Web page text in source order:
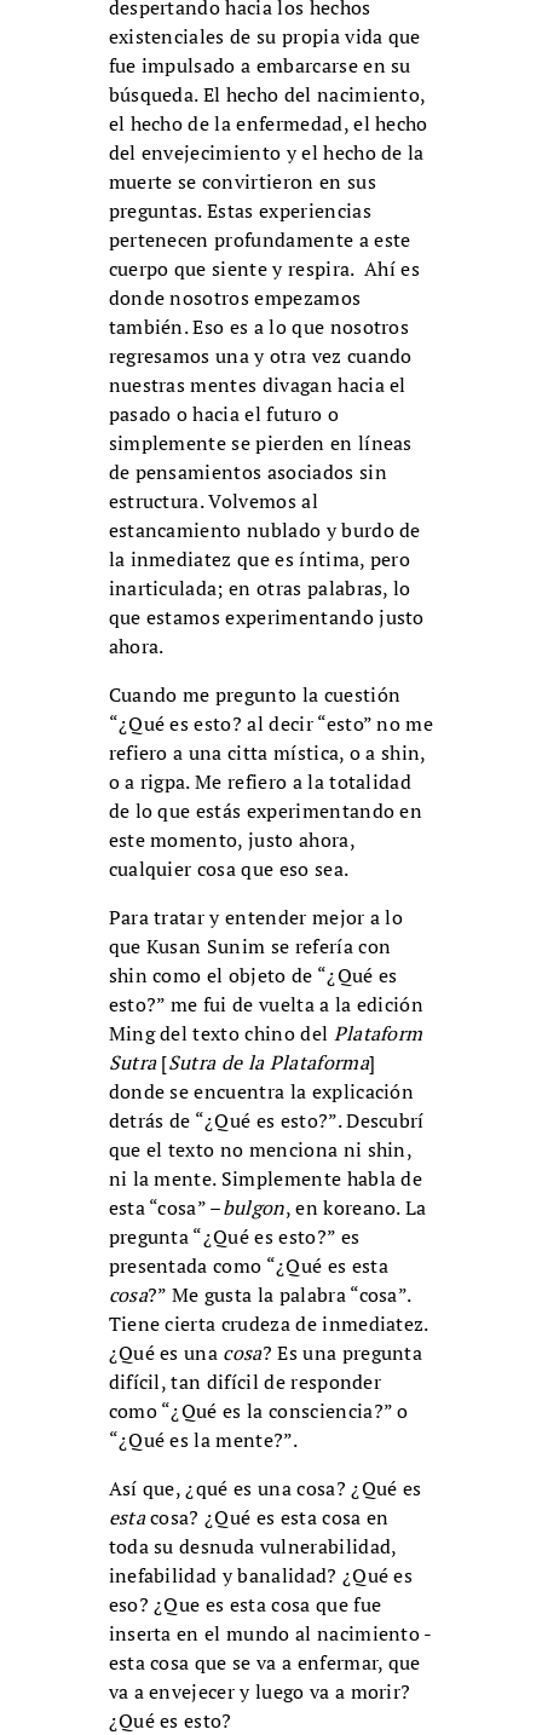
despertando hacia los hechos
existenciales de su propia vida que
fue impulsado a embarcarse en su
búsqueda. El hecho del nacimiento,
el hecho de la enfermedad, el hecho
del envejecimiento y el hecho de la
muerte se convirtieron en sus
preguntas. Estas experiencias
pertenecen profundamente a este
cuerpo que siente y respira. Ahí es
donde nosotros empezamos
también. Eso es a lo que nosotros
regresamos una y otra vez cuando
nuestras mentes divagan hacia el
pasado o hacia el futuro o
simplemente se pierden en líneas
de pensamientos asociados sin
estructura. Volvemos al
estancamiento nublado y burdo de
la inmediatez que es íntima, pero
inarticulada; en otras palabras, lo
que estamos experimentando justo
ahora.
Cuando me pregunto la cuestión
“¿Qué es esto? al decir “esto” no me
refiero a una citta mística, o a shin,
o a rigpa. Me refiero a la totalidad
de lo que estás experimentando en
este momento, justo ahora,
cualquier cosa que eso sea.
Para tratar y entender mejor a lo
que Kusan Sunim se refería con
shin como el objeto de “¿Qué es
esto?” me fui de vuelta a la edición
Ming del texto chino del Plataform
Sutra[Sutra de la Plataforma]
donde se encuentra la explicación
detrás de “¿Qué es esto?”. Descubrí
que el texto no menciona ni shin,
ni la mente. Simplemente habla de
esta “cosa” –bulgon, en koreano. La
pregunta “¿Qué es esto?” es
presentada como “¿Qué es esta
cosa?” Me gusta la palabra “cosa”.
Tiene cierta crudeza de inmediatez.
¿Qué es una cosa? Es una pregunta
difícil, tan difícil de responder
como “¿Qué es la consciencia?” o
“¿Qué es la mente?”.
Así que, ¿qué es una cosa? ¿Qué es
estacosa? ¿Qué es esta cosa en
toda su desnuda vulnerabilidad,
inefabilidad y banalidad? ¿Qué es
eso? ¿Que es esta cosa que fue
inserta en el mundo al nacimiento -
esta cosa que se va a enfermar, que
va a envejecer y luego va a morir?
¿Qué es esto?